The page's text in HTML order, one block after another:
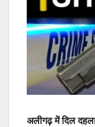
अलीगढ़ में दिल